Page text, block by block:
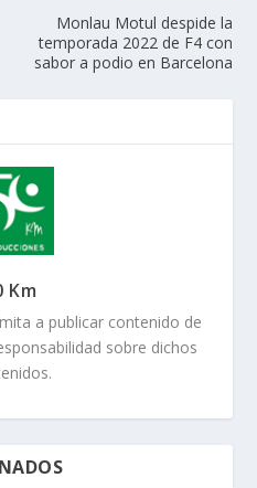
Monlau Motul despide la
temporada 2022 de F4 con
sabor a podio en Barcelona
Km
a publicar contenido de
sobre dichos